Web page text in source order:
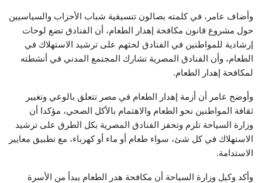
وأضاف عامر، في كلمته بصالون تنسيقية شباب الأحزاب والسياسيين
حول مشروع قانون مكافحة إهدار الطعام، أن الفنادق تضع لوحات
إرشادية للمواطنين في الفنادق لحثهم على ترشيد الاستهلاك في
الطعام، وأن الفنادق المصرية تشارك المجتمع المدني في أنشطته
لمكافحة إهدار الطعام.
وأوضح عامر أن أزمة إهدار الطعام في مصر تتعلق بالوعي وتغيير
ثقافة المواطنين نحو الطعام والاهتمام بالأكل الصحي، مؤكدا أن
وزارة السياحة تلزم وتحفز الفنادق المصرية بكل الطرق على ترشيد
الاستهلاك في كل شئ، سواء طعام أو ماء أو كهرباء، مع تطبيق معايير
الاستدامة.
وأكد وكيل وزارة السياحة أن مكافحة هدر الطعام يبدأ من الأسرة